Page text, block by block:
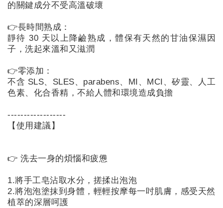
超
值
員
體
戶
定
的關鍵成分不受高溫破壞
👉長時間熟成：
靜待 30 天以上降鹼熟成，體保有天然的甘油保濕因
子，洗起來溫和又滋潤
👉零添加：
不含 SLS、SLES、parabens、MI、MCI、矽靈、人工
色素、化合香精，不給人體和環境造成負擔
------------------
【使用建議】
👉 洗去一身的煩惱和疲憊
1.將手工皂沾取水分，搓揉出泡泡
2.將泡泡塗抹到身體，輕輕按摩每一吋肌膚，感受天然
植萃的深層呵護